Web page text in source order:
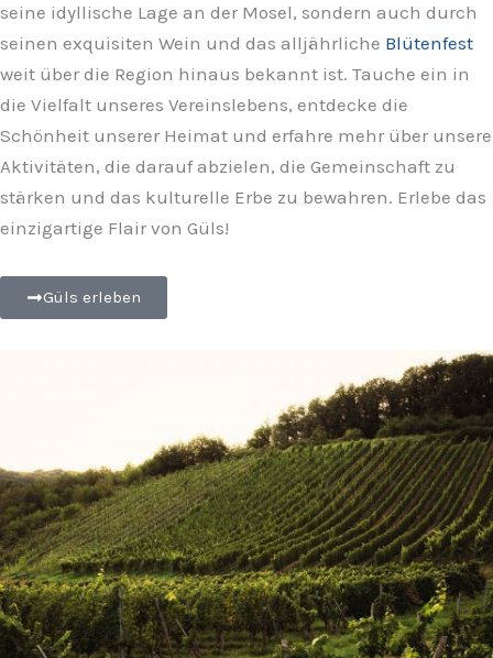
seine idyllische Lage an der Mosel, sondern auch durch
seinen exquisiten Wein und das alljährliche Blütenfest
weit über die Region hinaus bekannt ist. Tauche ein in
die Vielfalt unseres Vereinslebens, entdecke die
Schönheit unserer Heimat und erfahre mehr über unsere
Aktivitäten, die darauf abzielen, die Gemeinschaft zu
stärken und das kulturelle Erbe zu bewahren. Erlebe das
einzigartige Flair von Güls!
Güls erleben